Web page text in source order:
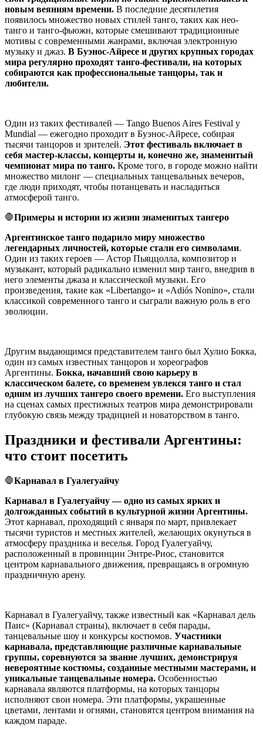
новым веяниям времени. В последние десятилетия
появилось множество новых стилей танго, таких как нео-
танго и танго-фьюжн, которые смешивают традиционные
мотивы с современными жанрами, включая электронную
музыку и джаз. В Буэнос-Айресе и других крупных городах
мира регулярно проходят танго-фестивали, на которых
собираются как профессиональные танцоры, так и
любители.
Один из таких фестивалей — Tango Buenos Aires Festival y
Mundial — ежегодно проходит в Буэнос-Айресе, собирая
тысячи танцоров и зрителей. Этот фестиваль включает в
себя мастер-классы, концерты и, конечно же, знаменитый
чемпионат мира по танго. Кроме того, в городе можно найти
множество милонг — специальных танцевальных вечеров,
где люди приходят, чтобы потанцевать и насладиться
атмосферой танго.
🛑Примеры и истории из жизни знаменитых тангеро
Аргентинское танго подарило миру множество
легендарных личностей, которые стали его символами.
Один из таких героев — Астор Пьяццолла, композитор и
музыкант, который радикально изменил мир танго, внедрив в
него элементы джаза и классической музыки. Его
произведения, такие как «Libertango» и «Adiós Nonino», стали
классикой современного танго и сыграли важную роль в его
эволюции.
Другим выдающимся представителем танго был Хулио Бокка,
один из самых известных танцоров и хореографов
Аргентины. Бокка, начавший свою карьеру в
классическом балете, со временем увлекся танго и стал
одним из лучших тангеро своего времени. Его выступления
на сценах самых престижных театров мира демонстрировали
глубокую связь между традицией и новаторством в танго.
Праздники и фестивали Аргентины:
что стоит посетить
🛑Карнавал в Гуалегуайчу
Карнавал в Гуалегуайчу — одно из самых ярких и
долгожданных событий в культурной жизни Аргентины.
Этот карнавал, проходящий с января по март, привлекает
тысячи туристов и местных жителей, желающих окунуться в
атмосферу праздника и веселья. Город Гуалегуайчу,
расположенный в провинции Энтре-Риос, становится
центром карнавального движения, превращаясь в огромную
праздничную арену.
Карнавал в Гуалегуайчу, также известный как «Карнавал дель
Паис» (Карнавал страны), включает в себя парады,
танцевальные шоу и конкурсы костюмов. Участники
карнавала, представляющие различные карнавальные
группы, соревнуются за звание лучших, демонстрируя
невероятные костюмы, созданные местными мастерами, и
уникальные танцевальные номера. Особенностью
карнавала являются платформы, на которых танцоры
исполняют свои номера. Эти платформы, украшенные
цветами, лентами и огнями, становятся центром внимания на
каждом параде.